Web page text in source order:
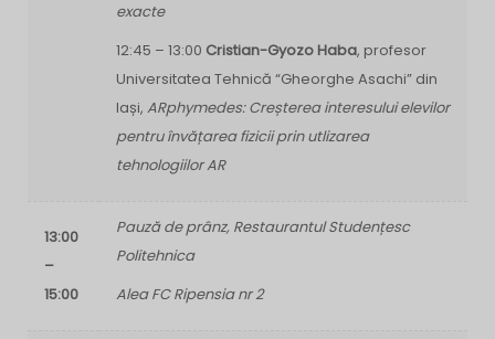
exacte
12:45 – 13:00 Cristian-Gyozo Haba, profesor
Universitatea Tehnică “Gheorghe Asachi” din
Iași, ARphymedes: Creșterea interesului elevilor
pentru învățarea fizicii prin utlizarea
tehnologiilor AR
13:00
–
15:00
Pauză de prânz, Restaurantul Studențesc
Politehnica
Alea FC Ripensia nr 2